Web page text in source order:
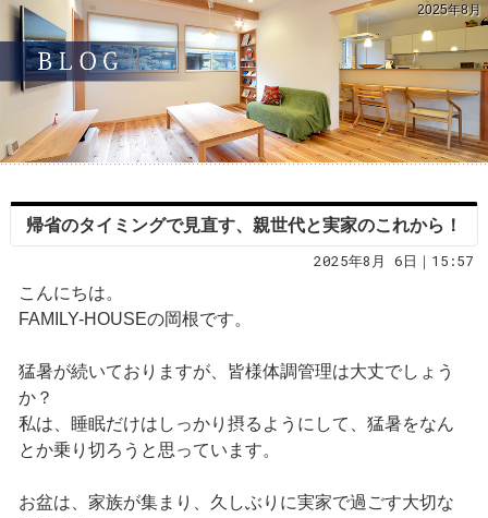
2025年8月
帰省のタイミングで見直す、親世代と実家のこれから！
2025年8月 6日｜15:57
こんにちは。
FAMILY-HOUSEの岡根です。
猛暑が続いておりますが、皆様体調管理は大丈でしょう
か？
私は、睡眠だけはしっかり摂るようにして、猛暑をなん
とか乗り切ろうと思っています。
お盆は、家族が集まり、久しぶりに実家で過ごす大切な